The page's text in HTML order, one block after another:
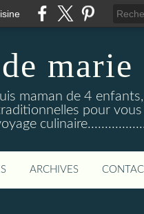
marie
maman de 4
pour
ARCHIVES